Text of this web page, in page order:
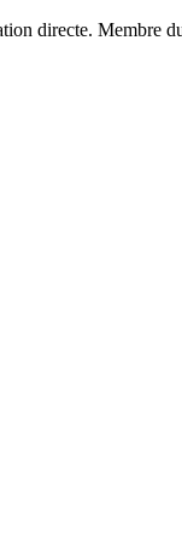
directe. Membre